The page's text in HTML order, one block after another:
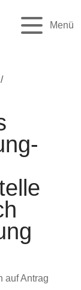
Menü
/
auf Antrag